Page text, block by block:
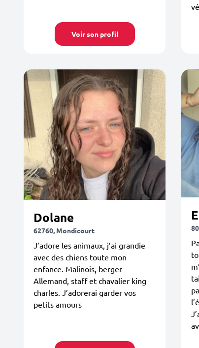
Voir son profil
Dolane
62760, Mondicourt
J’adore les animaux, j’ai grandie
avec des chiens toute mon
enfance. Malinois, berger
Allemand, staff et chavalier king
charles. J’adorerai garder vos
petits amours